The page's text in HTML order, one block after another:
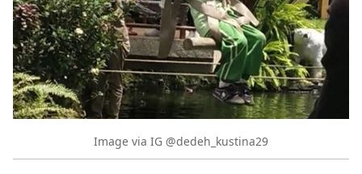
Image via IG @dedeh_kustina29